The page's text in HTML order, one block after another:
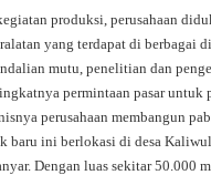
produksi, perusahaan
yang terdapat di berbagai
mutu, penelitian dan
permintaan pasar untuk
perusahaan membangun
baru ini berlokasi di desa
Dengan luas sekitar 50.000